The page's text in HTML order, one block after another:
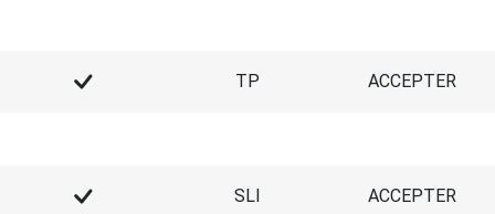
TP ACCEPTER
SLI ACCEPTER